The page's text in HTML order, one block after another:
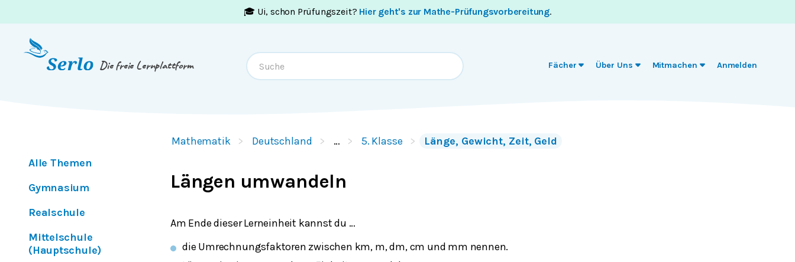
🎓 Ui, schon Prüfungszeit? Hier geht's zur Mathe-Prüfungsvorbereitung.
Die freie Lernplattform Fächer Über Uns Mitmachen Anmelden
Alle Themen
Gymnasium
Realschule
Mittelschule
(Hauptschule)
Mathematik Deutschland … 5. Klasse Länge, Gewicht, Zeit, Geld
Längen umwandeln
Am Ende dieser Lerneinheit kannst du …
die Umrechnungsfaktoren zwischen km, m, dm, cm und mm nennen.